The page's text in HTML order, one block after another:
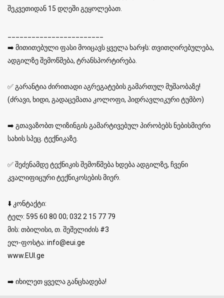
შეკვეთიდან 15 დღეში გეყოლებათ.
➡️ მითითებული ფასი მოიცავს ყველა ხარჯს: თვითღირებულება,
ადგილზე შემოწმება, ტრანსპორტირება.
✅ გარანტია ძირითადი აგრეგატების გამართულ მუშაობაზე!
(ძრავი, ხიდი, გადაცემათა კოლოფი, ჰიდრავლიკური ტუმბო)
➡️ გთავაზობთ ლიზინგის გამარტივებულ პირობებს ნებისმიერი
სახის სპეც. ტექნიკაზე.
✅ შეძენამდე ტექნიკის შემოწმება ხდება ადგილზე, ჩვენი
კვალიფიცური ტექნიკოსების მიერ.
⬇️ კონტაქტი:
ტელ: 595 60 80 00; 032 2 15 77 79
მის: თბილისი, თ. შეშელიძის #3
ელ-ფოსტა: info@eui.ge
www.EUI.ge
➡️ იხილეთ ყველა განცხადება!